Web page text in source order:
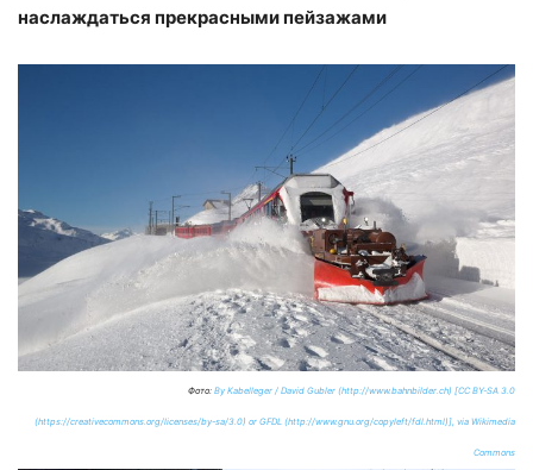
наслаждаться прекрасными пейзажами
Фото: By Kabelleger / David Gubler (http://www.bahnbilder.ch) [CC BY-SA 3.0
(https://creativecommons.org/licenses/by-sa/3.0) or GFDL (http://www.gnu.org/copyleft/fdl.html)], via Wikimedia
Commons